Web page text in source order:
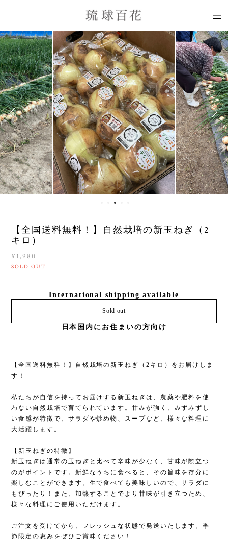
【全国送料無料！】自然栽培の新玉ねぎ（2
キロ）
¥1,980
SOLD OUT
International shipping available
Sold out
日本国内にお住まいの方向け
【全国送料無料！】自然栽培の新玉ねぎ（2キロ）をお届けしま
す！
私たちが自信を持ってお届けする新玉ねぎは、農薬や肥料を使
わない自然栽培で育てられています。甘みが強く、みずみずし
い食感が特徴で、サラダや炒め物、スープなど、様々な料理に
大活躍します。
【新玉ねぎの特徴】
新玉ねぎは通常の玉ねぎと比べて辛味が少なく、甘味が際立つ
のがポイントです。新鮮なうちに食べると、その旨味を存分に
楽しむことができます。生で食べても美味しいので、サラダに
もぴったり！また、加熱することでより甘味が引き立つため、
様々な料理にご使用いただけます。
ご注文を受けてから、フレッシュな状態で発送いたします。季
節限定の恵みをぜひご賞味ください！